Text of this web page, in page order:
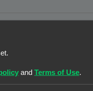
de gebruiker toch om
de contractuele relatie als
and Terms of Use.